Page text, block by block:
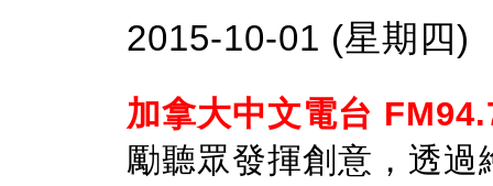
2015-10-01 (星期四)
加拿大中文電台
勵聽眾發揮創意，透